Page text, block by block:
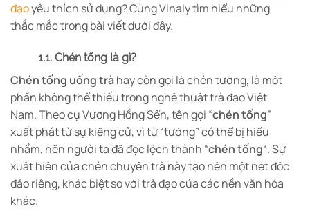
đạoyêu thích sử dụng? Cùng Vinaly tìm hiểu những
thắc mắc trong bài viết dưới đây.
1.1. Chén tống là gì?
Chén tống uống tràhay còn gọi là chén tướng, là một
phần không thể thiếu trong nghệ thuật trà đạo Việt
Nam. Theo cụ Vương Hồng Sển, tên gọi “chén tống”
xuất phát từ sự kiêng cử, vì từ “tướng” có thể bị hiểu
nhầm, nên người ta đã đọc lệch thành “chén tống“. Sự
xuất hiện của chén chuyên trà này tạo nên một nét độc
đáo riêng, khác biệt so với trà đạo của các nền văn hóa
khác.